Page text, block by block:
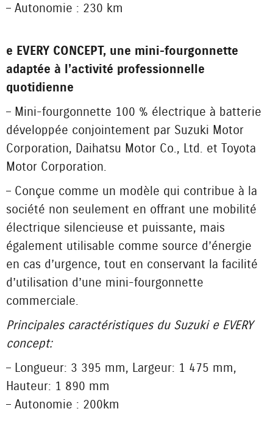
– Autonomie : 230 km
e EVERY CONCEPT, une mini-fourgonnette
adaptée à l’activité professionnelle
quotidienne
– Mini-fourgonnette 100 % électrique à batterie
développée conjointement par Suzuki Motor
Corporation, Daihatsu Motor Co., Ltd. et Toyota
Motor Corporation.
– Conçue comme un modèle qui contribue à la
société non seulement en offrant une mobilité
électrique silencieuse et puissante, mais
également utilisable comme source d’énergie
en cas d’urgence, tout en conservant la facilité
d’utilisation d’une mini-fourgonnette
commerciale.
Principales caractéristiques du Suzuki e EVERY
concept:
– Longueur : 3 395 mm, Largeur : 1 475 mm,
Hauteur : 1 890 mm
– Autonomie : 200km